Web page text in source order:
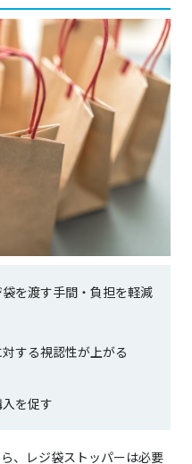
を渡す手間・負担を軽減
する視認性が上がる
を促す
、レジ袋ストッパーは必要